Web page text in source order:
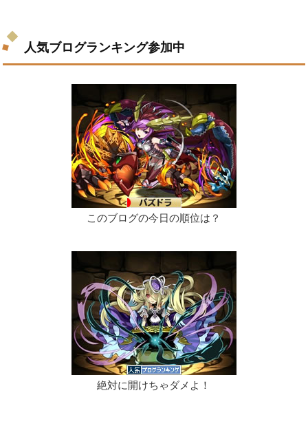
人気ブログランキング参加中
このブログの今日の順位は？
絶対に開けちゃダメよ！